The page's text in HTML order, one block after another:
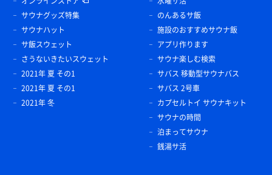
サウナグッズ特集
サウナハット
サ飯スウェット
さうないきたいスウェット
2021年 夏 その1
2021年 夏 その1
2021年 冬
のんあるサ飯
施設のおすすめサウナ飯
アプリ作ります
サウナ楽しむ検索
サバス 移動型サウナバス
サバス 2号車
カプセルトイ サウナキット
サウナの時間
泊まってサウナ
銭湯サ活